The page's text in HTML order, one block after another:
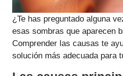
¿Te has preguntado alguna
esas sombras que aparecen
Comprender las causas te
solución más adecuada para